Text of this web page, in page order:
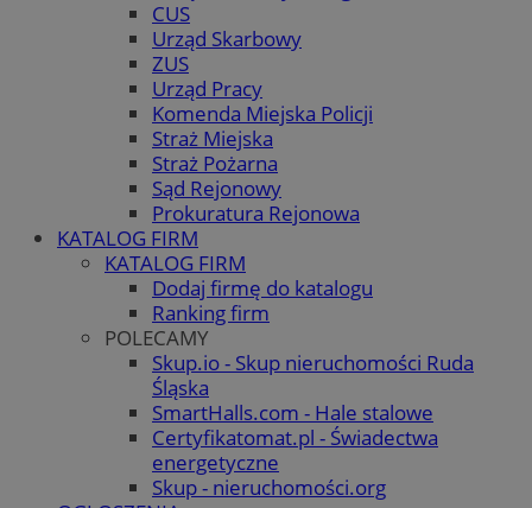
CUS
Urząd Skarbowy
ZUS
Urząd Pracy
Komenda Miejska Policji
Straż Miejska
Straż Pożarna
Sąd Rejonowy
Prokuratura Rejonowa
KATALOG FIRM
KATALOG FIRM
Dodaj firmę do katalogu
Ranking firm
POLECAMY
Skup.io - Skup nieruchomości Ruda
Śląska
SmartHalls.com - Hale stalowe
Certyfikatomat.pl - Świadectwa
energetyczne
Skup - nieruchomości.org